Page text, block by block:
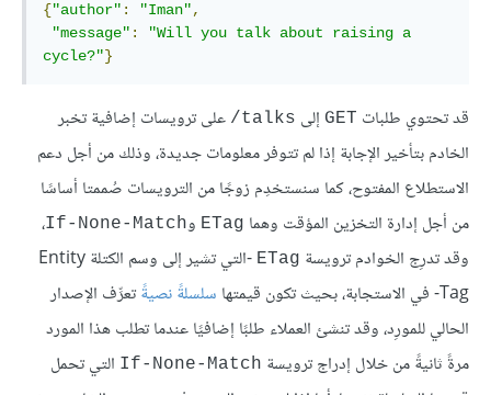
{"author" : "Iman",
"message" :
"Will you talk about raising a
cycle?"}
قد تحتوي طلبات GET إلى ‎/talks على ترويسات إضافية تخبر
الخادم بتأخير الإجابة إذا لم تتوفر معلومات جديدة، وذلك من أجل دعم
الاستطلاع المفتوح، كما سنستخدِم زوجًا من الترويسات صُممتا أساسًا
من أجل إدارة التخزين المؤقت وهما ETag وIf-None-Match،
وقد تدرِج الخوادم ترويسة ETag
-التي تشير إلى وسم الكتلة Entity
Tag- في الاستجابة، بحيث تكون قيمتها
سلسلةً نصيةًتعرِّف الإصدار
الحالي للمورِد، وقد تنشئ العملاء طلبًا إضافيًا عندما تطلب هذا المورد
مرةً ثانيةً من خلال إدراج ترويسة If-None-Match التي تحمل